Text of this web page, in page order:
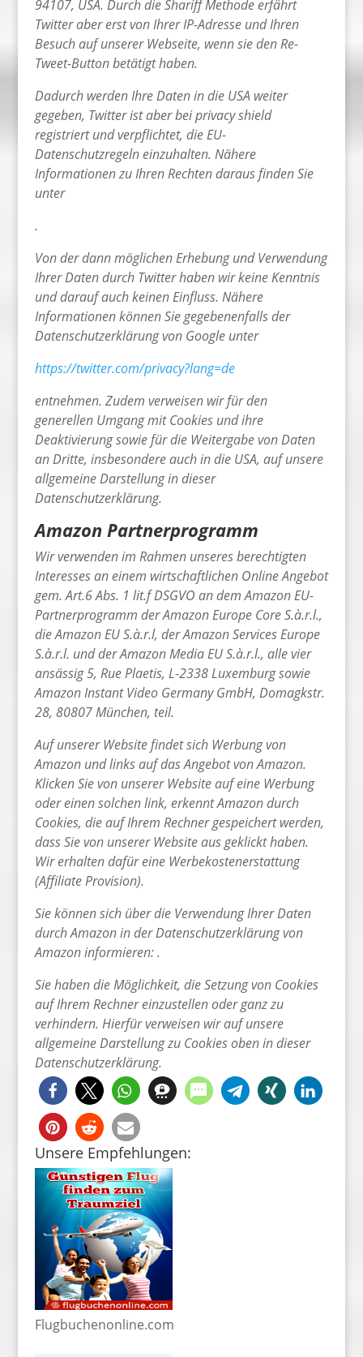
94107, USA. Durch die Shariff Methode erfährt
Twitter aber erst von Ihrer IP-Adresse und Ihren
Besuch auf unserer Webseite, wenn sie den Re-
Tweet-Button betätigt haben.
Dadurch werden Ihre Daten in die USA weiter
gegeben, Twitter ist aber bei privacy shield
registriert und verpflichtet, die EU-
Datenschutzregeln einzuhalten. Nähere
Informationen zu Ihren Rechten daraus finden Sie
unter
.
Von der dann möglichen Erhebung und Verwendung
Ihrer Daten durch Twitter haben wir keine Kenntnis
und darauf auch keinen Einfluss. Nähere
Informationen können Sie gegebenenfalls der
Datenschutzerklärung von Google unter
https://twitter.com/privacy?lang=de
entnehmen. Zudem verweisen wir für den
generellen Umgang mit Cookies und ihre
Deaktivierung sowie für die Weitergabe von Daten
an Dritte, insbesondere auch in die USA, auf unsere
allgemeine Darstellung in dieser
Datenschutzerklärung.
Amazon Partnerprogramm
Wir verwenden im Rahmen unseres berechtigten
Interesses an einem wirtschaftlichen Online Angebot
gem. Art.6 Abs. 1 lit.f DSGVO an dem Amazon EU-
Partnerprogramm der Amazon Europe Core S.à.r.l.,
die Amazon EU S.à.r.l, der Amazon Services Europe
S.à.r.l. und der Amazon Media EU S.à.r.l., alle vier
ansässig 5, Rue Plaetis, L-2338 Luxemburg sowie
Amazon Instant Video Germany GmbH, Domagkstr.
28, 80807 München, teil.
Auf unserer Website findet sich Werbung von
Amazon und links auf das Angebot von Amazon.
Klicken Sie von unserer Website auf eine Werbung
oder einen solchen link, erkennt Amazon durch
Cookies, die auf Ihrem Rechner gespeichert werden,
dass Sie von unserer Website aus geklickt haben.
Wir erhalten dafür eine Werbekostenerstattung
(Affiliate Provision).
Sie können sich über die Verwendung Ihrer Daten
durch Amazon in der Datenschutzerklärung von
Amazon informieren: .
Sie haben die Möglichkeit, die Setzung von Cookies
auf Ihrem Rechner einzustellen oder ganz zu
verhindern. Hierfür verweisen wir auf unsere
allgemeine Darstellung zu Cookies oben in dieser
Datenschutzerklärung.
Unsere Empfehlungen:
Flugbuchenonline.com